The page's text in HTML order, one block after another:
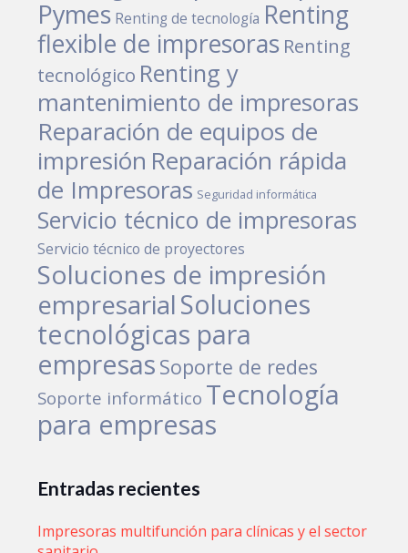
Pymes Renting de tecnología Renting
flexible de impresoras Renting
tecnológico Renting y
mantenimiento de impresoras
Reparación de equipos de
impresión Reparación rápida
de Impresoras Seguridad informática
Servicio técnico de impresoras
Servicio técnico de proyectores
Soluciones de impresión
empresarialSoluciones
tecnológicas para
empresas Soporte de redes
Soporte informático Tecnología
para empresas
Entradas recientes
Impresoras multifunción para clínicas y el sector